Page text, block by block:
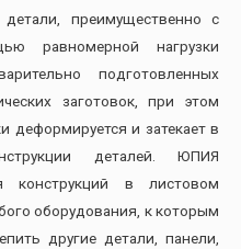
преимущественно с
равномерной нагрузки
подготовленных
заготовок, при этом
деформируется и затекает в
деталей. ЮПИЯ
конструкций в листовом
оборудования, к которым
другие детали, панели,